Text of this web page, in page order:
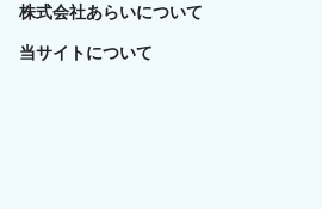
株式会社あらいについて
当サイトについて